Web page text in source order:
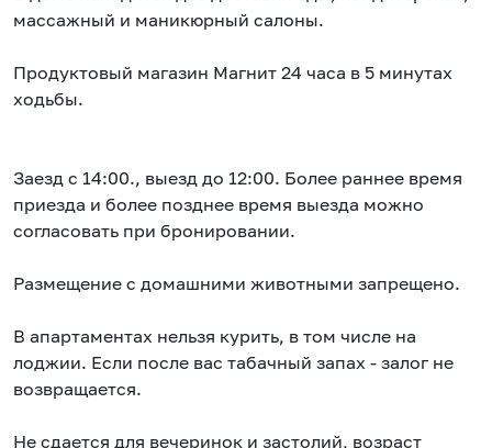
массажный и маникюрный салоны.
Продуктовый магазин Магнит 24 часа в 5 минутах
ходьбы.
Заезд с 14:00., выезд до 12:00. Более раннее время
приезда и более позднее время выезда можно
согласовать при бронировании.
Размещение с домашними животными запрещено.
В апартаментах нельзя курить, в том числе на
лоджии. Если после вас табачный запах - залог не
возвращается.
Не сдается для вечеринок и застолий, возраст